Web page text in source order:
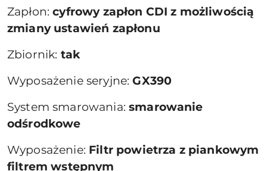
Zapłon:cyfrowy zapłon CDI z możliwością
zmiany ustawień zapłonu
Zbiornik: tak
Wyposażenie seryjne:GX390
System smarowania:smarowanie
odśrodkowe
Wyposażenie: Filtr powietrza z piankowym
filtrem wstępnym